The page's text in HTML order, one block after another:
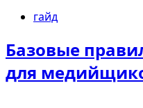
гайд
Базовые
для